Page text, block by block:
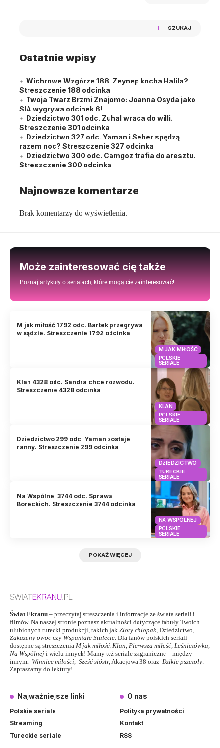
SZUKAJ
Ostatnie wpisy
Wichrowe Wzgórze 188. Zeynep kocha Halila?
Streszczenie 188 odcinka
Twoja Twarz Brzmi Znajomo: Joanna Osyda jako
SIA wygrywa odcinek 6!
Dziedzictwo 301 odc. Zuhal wraca do willi.
Streszczenie 301 odcinka
Dziedzictwo 327 odc. Yaman i Seher spędzą
razem noc? Streszczenie 327 odcinka
Dziedzictwo 300 odc. Camgoz trafia do aresztu.
Streszczenie 300 odcinka
Najnowsze komentarze
Brak komentarzy do wyświetlenia.
Może zainteresować cię także
Poznaj artykuły o serialach, które mogą cię zainteresować!
M JAK MIŁOŚĆ
POLSKIE
SERIALE
M jak miłość 1792 odc. Bartek przegrywa
w sądzie. Streszczenie 1792 odcinka
KLAN
POLSKIE
SERIALE
Klan 4328 odc. Sandra chce rozwodu.
Streszczenie 4328 odcinka
DZIEDZICTWO
TURECKIE
SERIALE
Dziedzictwo 299 odc. Yaman zostaje
ranny. Streszczenie 299 odcinka
NA WSPÓLNEJ
POLSKIE
SERIALE
Na Wspólnej 3744 odc. Sprawa
Boreckich. Streszczenie 3744 odcinka
POKAŻ WIĘCEJ
Świat Ekranu – przeczytaj streszczenia i informacje ze świata seriali i
filmów. Na naszej stronie poznasz aktualności dotyczące fabuły Twoich
ulubionych turecki produkcji, takich jak Złoty chłopak, Dziedzictwo,
Zakazany owoc czy Wspaniałe Stulecie. Dla fanów polskich seriali
dostępne są streszczenia M jak miłość, Klan, Pierwsza miłość, Leśniczówka,
Na Wspólnej i wielu innych! Mamy też seriale zagraniczne – między
innymi Winnice miłości, Sześć sióstr, Akacjowa 38 oraz Dzikie pszczoły.
Zapraszamy do lektury!
Najważniejsze linki
Polskie seriale
Streaming
Tureckie seriale
O nas
Polityka prywatności
Kontakt
RSS